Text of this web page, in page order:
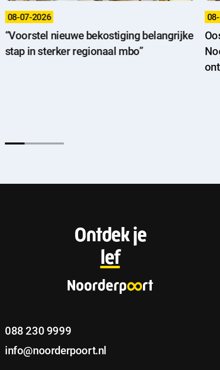
“Voorstel nieuwe bekostiging belangrijke
stap in sterker regionaal mbo”
08-07-2026
F
o
o
Ontdek je
lef
088 230 9999
info@noorderpoort.nl